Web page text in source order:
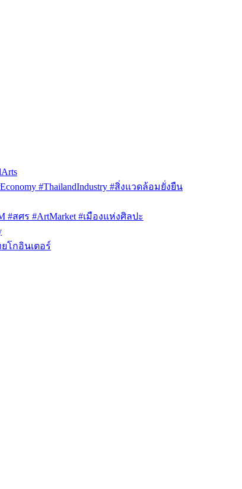
#ThailandIndustry #สิ่งแวดล้อมยั่งยืน
#สศร #ArtMarket #เมืองแห่งศิลปะ
ยโกอินเตอร์